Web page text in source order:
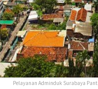
Pelayanan Adminduk Surabaya